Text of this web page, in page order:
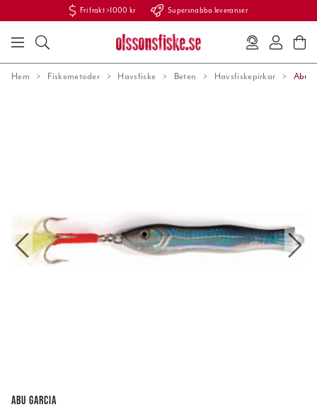
Fri frakt >1000 kr Supersnabba leveranser
Hem Fiskemetoder Havsfiske Beten Havsfiskepirkar Abu
Abu Garcia